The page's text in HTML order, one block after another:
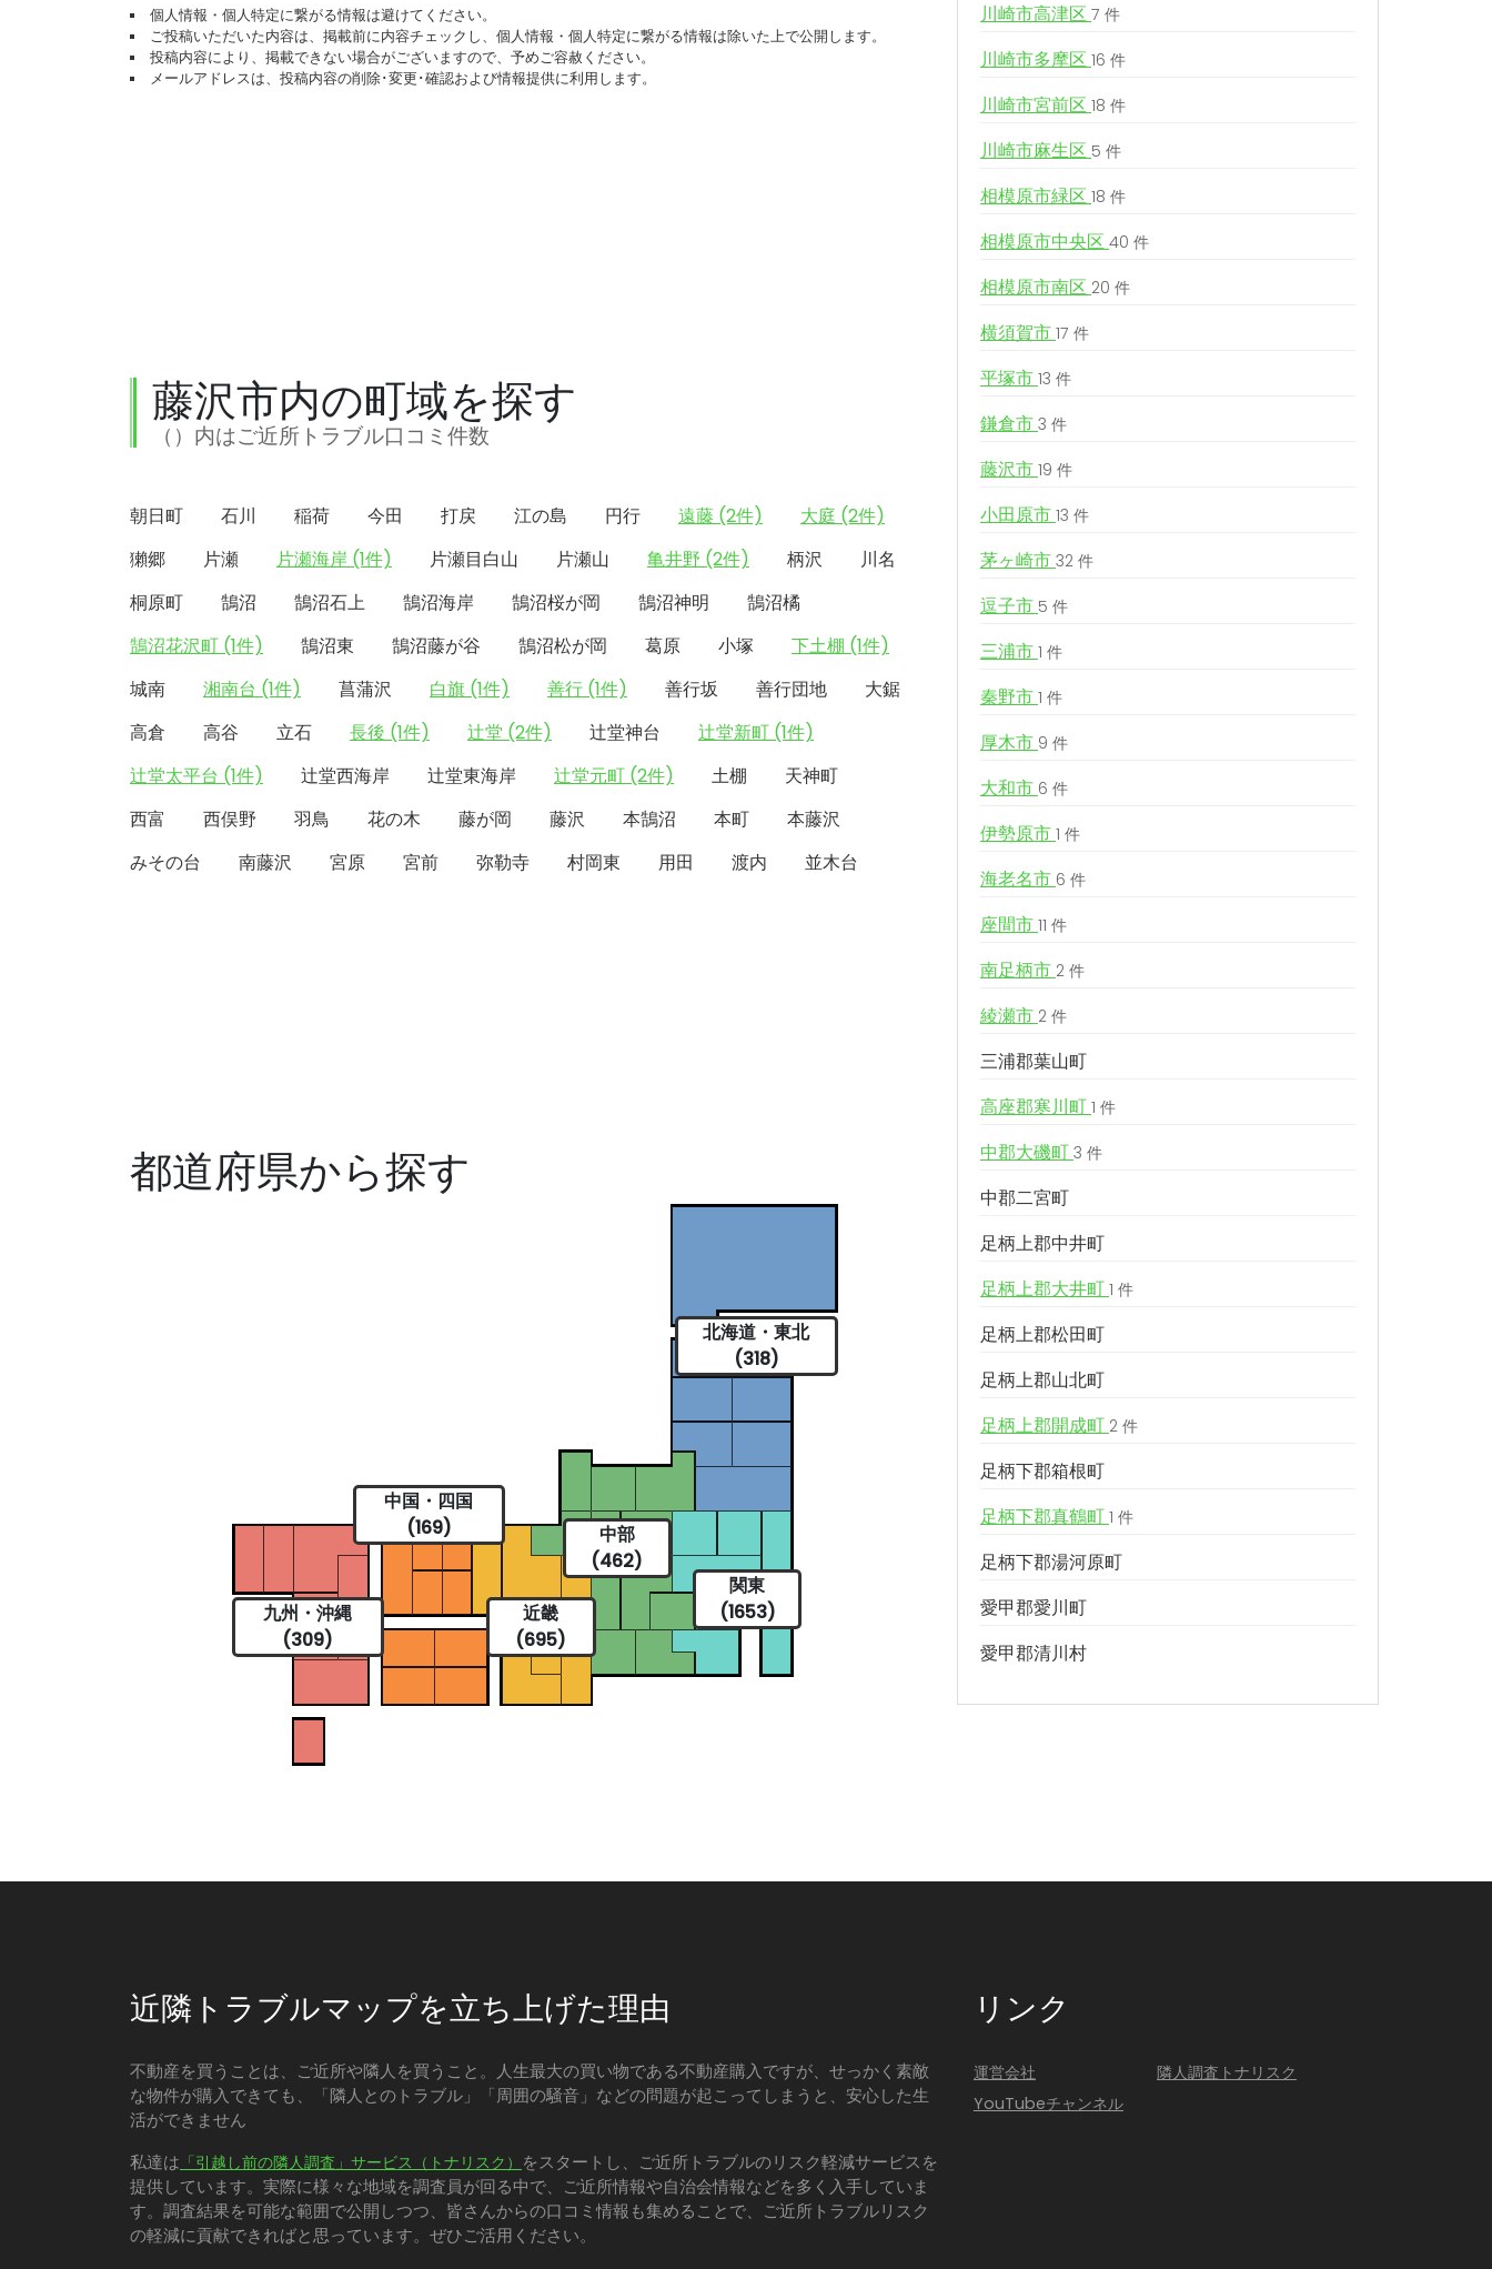
個人情報・個人特定に繋がる情報は避けてください。
ご投稿いただいた内容は、掲載前に内容チェックし、個人情報・個人特定に繋がる情報は除いた上で公開します。
投稿内容により、掲載できない場合がございますので、予めご容赦ください。
メールアドレスは、投稿内容の削除･変更･確認および情報提供に利用します。
藤沢市内の町域を探す
（）内はご近所トラブル口コミ件数
朝日町 石川 稲荷 今田 打戻 江の島 円行 遠藤 (2件)
大庭 (2件)
獺郷
片瀬 片瀬海岸 (1件) 片瀬目白山 片瀬山 亀井野 (2件) 柄沢
川名
桐原町
鵠沼 鵠沼石上 鵠沼海岸 鵠沼桜が岡 鵠沼神明
鵠沼橘
鵠沼花沢町 (1件)
鵠沼東 鵠沼藤が谷 鵠沼松が岡 葛原 小塚
下土棚 (1件)
城南
湘南台 (1件) 菖蒲沢 白旗 (1件) 善行 (1件) 善行坂 善行団地
大鋸
高倉
高谷 立石 長後 (1件) 辻堂 (2件) 辻堂神台
辻堂新町 (1件)
辻堂太平台 (1件)
辻堂西海岸 辻堂東海岸 辻堂元町 (2件) 土棚
天神町
西富
西俣野 羽鳥 花の木 藤が岡 藤沢 本鵠沼 本町
本藤沢
みその台
南藤沢 宮原 宮前 弥勒寺 村岡東 用田 渡内 並木台
都道府県から探す
北海道・東北
(318)
関東
(1653)
中部
(462)
近畿
(695)
中国・四国
(169)
九州・沖縄
(309)
川崎市高津区 7 件
川崎市多摩区 16 件
川崎市宮前区 18 件
川崎市麻生区 5 件
相模原市緑区 18 件
相模原市中央区 40 件
相模原市南区 20 件
横須賀市 17 件
平塚市 13 件
鎌倉市 3 件
藤沢市 19 件
小田原市 13 件
茅ヶ崎市 32 件
逗子市 5 件
三浦市 1 件
秦野市 1 件
厚木市 9 件
大和市 6 件
伊勢原市 1 件
海老名市 6 件
座間市 11 件
南足柄市 2 件
綾瀬市 2 件
三浦郡葉山町
高座郡寒川町 1 件
中郡大磯町 3 件
中郡二宮町
足柄上郡中井町
足柄上郡大井町 1 件
足柄上郡松田町
足柄上郡山北町
足柄上郡開成町 2 件
足柄下郡箱根町
足柄下郡真鶴町 1 件
足柄下郡湯河原町
愛甲郡愛川町
愛甲郡清川村
近隣トラブルマップを立ち上げた理由
不動産を買うことは、ご近所や隣人を買うこと。人生最大の買い物である不動産購入ですが、せっかく素敵
な物件が購入できても、「隣人とのトラブル」「周囲の騒音」などの問題が起こってしまうと、安心した生
活ができません
私達は 「引越し前の隣人調査」サービス（トナリスク） をスタートし、ご近所トラブルのリスク軽減サービスを
提供しています。実際に様々な地域を調査員が回る中で、ご近所情報や自治会情報などを多く入手していま
す。調査結果を可能な範囲で公開しつつ、皆さんからの口コミ情報も集めることで、ご近所トラブルリスク
の軽減に貢献できればと思っています。ぜひご活用ください。
リンク
運営会社
YouTubeチャンネル
隣人調査トナリスク